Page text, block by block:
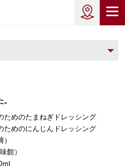
めのたまねぎドレッシング
めのにんじんドレッシング
館）